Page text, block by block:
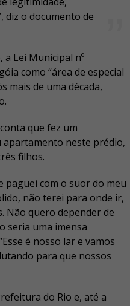
diz o documento de
a Lei Municipal nº
como “área de especial
mais de uma década,
que fez um
neste prédio,
filhos.
paguei com o suor do meu
não terei para onde ir,
Não quero depender de
seria uma imensa
é nosso lar e vamos
para que nossos
do Rio e, até a